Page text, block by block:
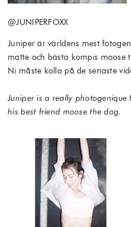
@JUNIPERFOXX
Juniper är världens mest
matte och bästa kompis moose
Ni måste kolla på de senaste
Juniper is a really
his best friend moose the dog.